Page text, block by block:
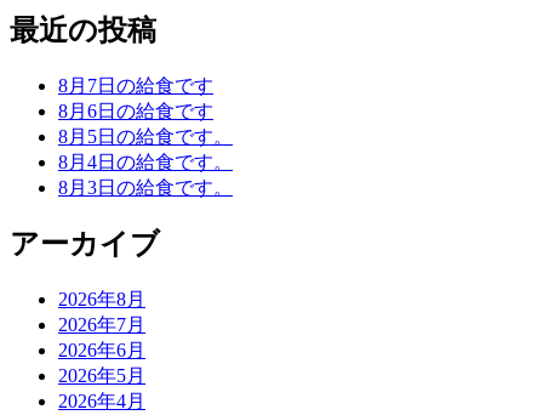
最近の投稿
8月7日の給食です
8月6日の給食です
8月5日の給食です。
8月4日の給食です。
8月3日の給食です。
アーカイブ
2026年8月
2026年7月
2026年6月
2026年5月
2026年4月